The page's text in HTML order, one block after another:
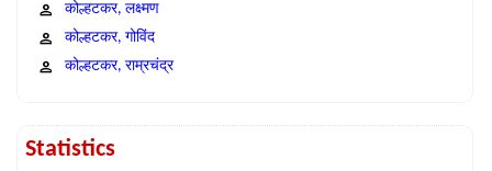
कोल्हटकर, लक्ष्मण
कोल्हटकर, गोविंद
कोल्हटकर, राम्रचंद्र
Statistics